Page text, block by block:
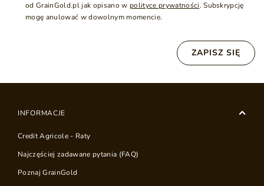
od GrainGold.pl jak opisano w polityce prywatności. Subskrypcję
mogę anulować w dowolnym momencie.
ZAPISZ SIĘ
INFORMACJE
Credit Agricole - Raty
Najczęściej zadawane pytania (FAQ)
Poznaj GrainGold